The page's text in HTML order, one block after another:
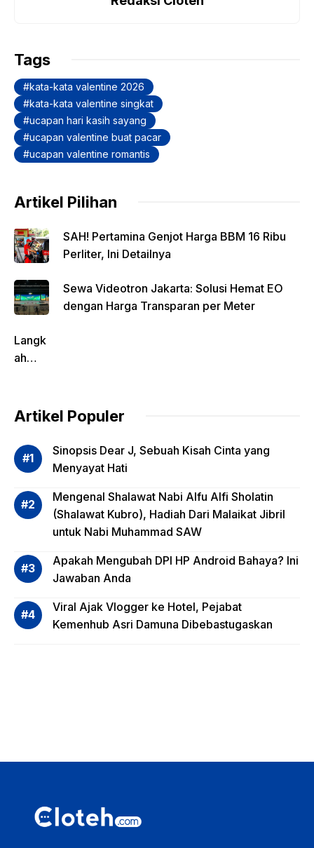
o
o
k
p k
Tags
kata-kata valentine 2026
kata-kata valentine singkat
ucapan hari kasih sayang
ucapan valentine buat pacar
ucapan valentine romantis
Artikel Pilihan
SAH! Pertamina Genjot Harga BBM 16 Ribu
Perliter, Ini Detailnya
Sewa Videotron Jakarta: Solusi Hemat EO
dengan Harga Transparan per Meter
Langk
ah
dalam
si
Risiko
asi
Reksa
Saja?
Artikel Populer
Sinopsis Dear J, Sebuah Kisah Cinta yang
Menyayat Hati
Mengenal Shalawat Nabi Alfu Alfi Sholatin
(Shalawat Kubro), Hadiah Dari Malaikat Jibril
untuk Nabi Muhammad SAW
Apakah Mengubah DPI HP Android Bahaya? Ini
Jawaban Anda
Viral Ajak Vlogger ke Hotel, Pejabat
Kemenhub Asri Damuna Dibebastugaskan